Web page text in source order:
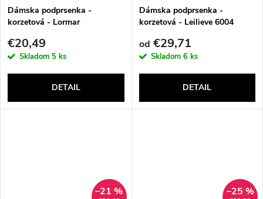
Dámska podprsenka -
korzetová - Lormar
€20,49
Skladom 5 ks
DETAIL
Dámska podprsenka -
korzetová - Leilieve 6004
od €29,71
Skladom 6 ks
DETAIL
–21 % –25 %